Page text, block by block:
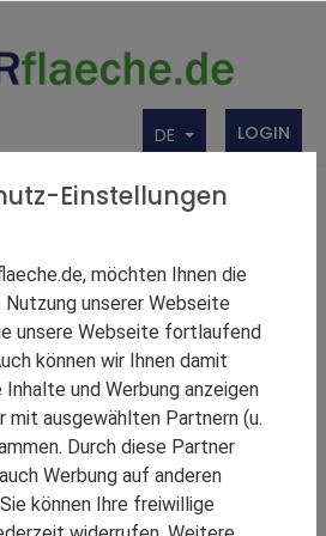
DE LOGIN
und LAGERflaeche.de
Einstellungen
möchten Ihnen die
unserer Webseite
unsere Webseite fortlaufend
können wir Ihnen damit
und Werbung anzeigen
mit ausgewählten Partnern (u.
Durch diese Partner
Werbung auf anderen
können Ihre freiwillige